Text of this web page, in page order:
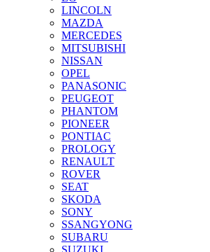
LINCOLN
MAZDA
MERCEDES
MITSUBISHI
NISSAN
OPEL
PANASONIC
PEUGEOT
PHANTOM
PIONEER
PONTIAC
PROLOGY
RENAULT
ROVER
SEAT
SKODA
SONY
SSANGYONG
SUBARU
SUZUKI